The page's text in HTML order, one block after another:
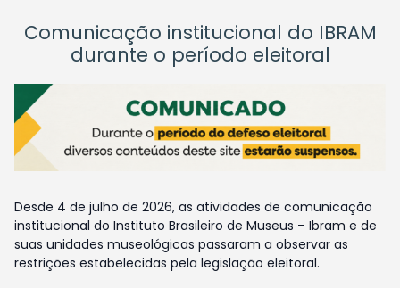
Comunicação institucional do IBRAM
durante o período eleitoral
Desde 4 de julho de 2026, as atividades de comunicação
institucional do Instituto Brasileiro de Museus – Ibram e de
suas unidades museológicas passaram a observar as
restrições estabelecidas pela legislação eleitoral.